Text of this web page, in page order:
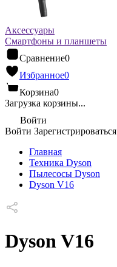
Аксессуары
Смартфоны и планшеты
Сравнение0
Избранное0
Корзина0
Загрузка корзины...
Войти
Войти Зарегистрироваться
Главная
Техника Dyson
Пылесосы Dyson
Dyson V16
Dyson V16